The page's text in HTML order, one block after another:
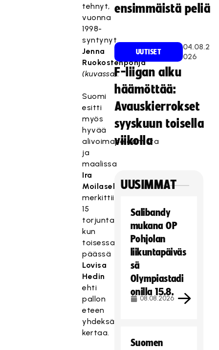
tehnyt,
vuonna
1998-
syntynyt
Jenna
Ruokostenpohja
(kuvassa).
Suomi
esitti
myös
hyvää
alivoimapelaamista
ja
maalissa
Ira
Moilaselle
merkittiin
15
torjuntaa,
kun
toisessa
päässä
Lovisa
Hedin
ehti
pallon
eteen
yhdeksän
kertaa.
ensimmäistä peliä
UUTISET
04.08.2
026
F-liigan alku
häämöttää:
Avauskierrokset
syyskuun toisella
viikolla
UUSIMMAT
Salibandy
mukana OP
Pohjolan
liikuntapäiväs
sä
Olympiastadi
onilla 15.8.
08.08.2026
Suomen